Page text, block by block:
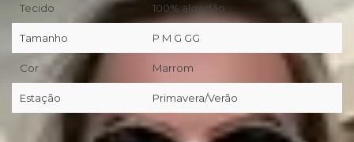
Tecido 100% algodão
Tamanho P M G GG
Cor Marrom
Estação Primavera/Verão